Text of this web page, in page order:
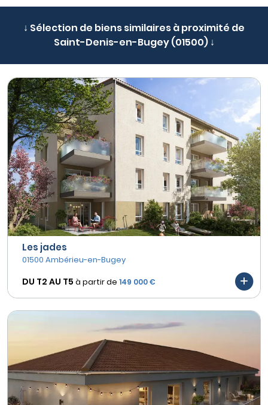
↓ Sélection de biens similaires à proximité de
Saint-Denis-en-Bugey (01500) ↓
Les jades
01500 Ambérieu-en-Bugey
DU T2 AU T5 à partir de 149 000 €